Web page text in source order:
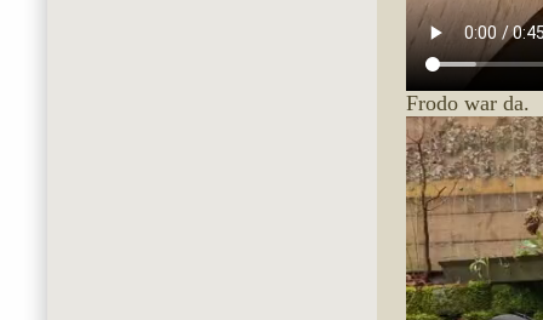
Frodo war da.